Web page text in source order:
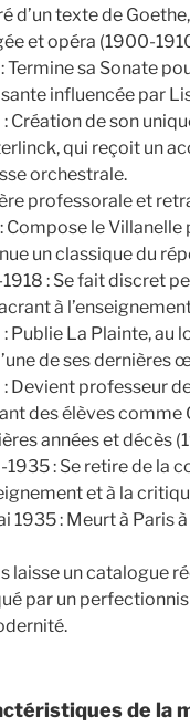
d’un texte de
et opéra (1900-
Termine sa Sonate
influencée par
Création de son
qui reçoit un
orchestrale.
professorale et
: Compose le
un classique du
1918 : Se fait discret
à
Publie La Plainte, au
de ses dernières
: Devient professeur
des élèves comme
années et décès
1935 : Se retire de la
et à la
1935 : Meurt à Paris
laisse un catalogue
par un
de la